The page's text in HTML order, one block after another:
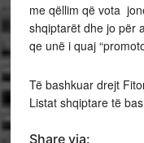
me qëllim që vota
shqiptarët dhe jo për
qe unë i quaj
Të bashkuar drejt
Listat shqiptare të
Share via: